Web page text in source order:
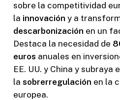
sobre la competitividad
la innovación y a
descarbonización en un
Destaca la necesidad de
euros anuales en
EE. UU. y China y
la sobrerregulación en la
europea.